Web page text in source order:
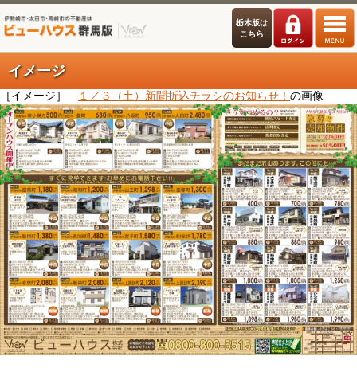
栃木版は
こちら
イメージ
［イメージ］ １／３（土）新聞折込チラシのお知らせ！ の画像